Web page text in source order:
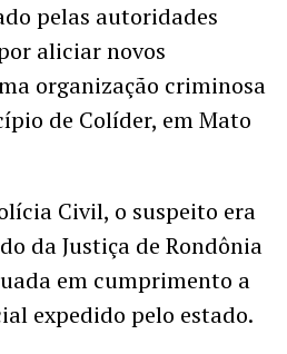
pelas autoridades
aliciar novos
organização criminosa
de Colíder, em Mato
Civil, o suspeito era
da Justiça de Rondônia
em cumprimento a
expedido pelo estado.